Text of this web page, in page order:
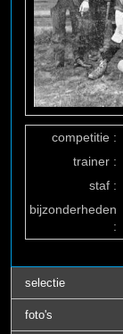
competitie :
trainer :
staf :
bijzonderheden
:
selectie
foto's